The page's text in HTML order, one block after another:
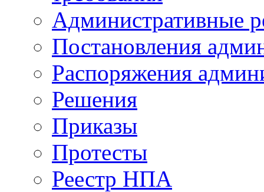
Административные
Постановления
Распоряжения
Решения
Приказы
Протесты
Реестр НПА